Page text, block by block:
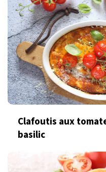
Clafoutis aux
basilic